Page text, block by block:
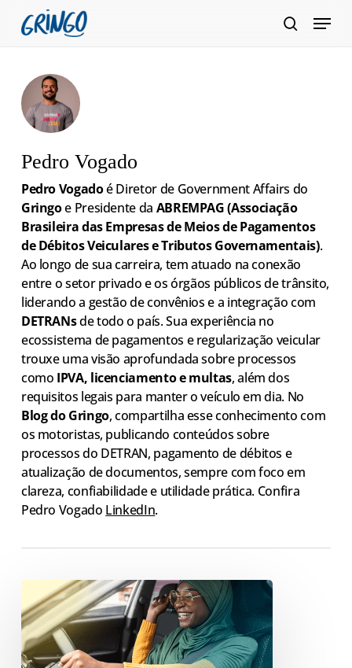
Pular
para
conteúdo
principal
Menu
Pedro Vogado
Pedro Vogadoé Diretor de Government Affairs do
Gringoe Presidente da ABREMPAG (Associação
Brasileira das Empresas de Meios de Pagamentos
de Débitos Veiculares e Tributos Governamentais).
Ao longo de sua carreira, tem atuado na conexão
entre o setor privado e os órgãos públicos de trânsito,
liderando a gestão de convênios e a integração com
DETRANsde todo o país. Sua experiência no
ecossistema de pagamentos e regularização veicular
trouxe uma visão aprofundada sobre processos
como IPVA, licenciamento e multas, além dos
requisitos legais para manter o veículo em dia. No
Blog do Gringo, compartilha esse conhecimento com
os motoristas, publicando conteúdos sobre
processos do DETRAN, pagamento de débitos e
atualização de documentos, sempre com foco em
clareza, confiabilidade e utilidade prática. Confira
Pedro Vogado LinkedIn.
Primeira
habilitação:
etapas
e